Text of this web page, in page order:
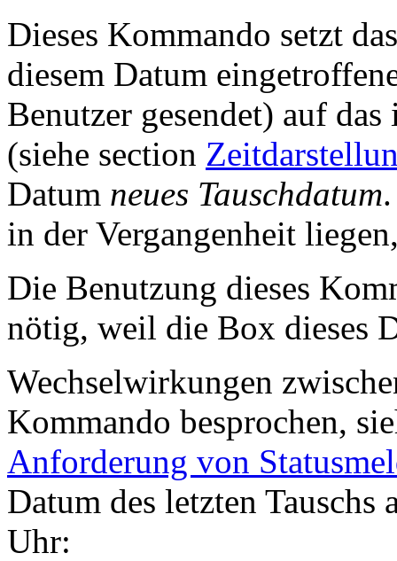
Dieses Kommando setzt
diesem Datum
Benutzer gesendet) auf
(siehe section
Datum neues Tauschdatum
in der Vergangenheit
Die Benutzung dieses
nötig, weil die Box dieses
Wechselwirkungen
Kommando besprochen,
Anforderung von
Datum des letzten
Uhr: